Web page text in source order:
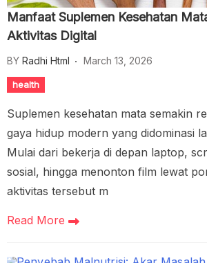
Manfaat Suplemen Kesehatan
Aktivitas Digital
BY Radhi Html March 13, 2026
health
Suplemen kesehatan mata semakin
gaya hidup modern yang didominasi
Mulai dari bekerja di depan laptop,
sosial, hingga menonton film lewat
aktivitas tersebut m
Read More